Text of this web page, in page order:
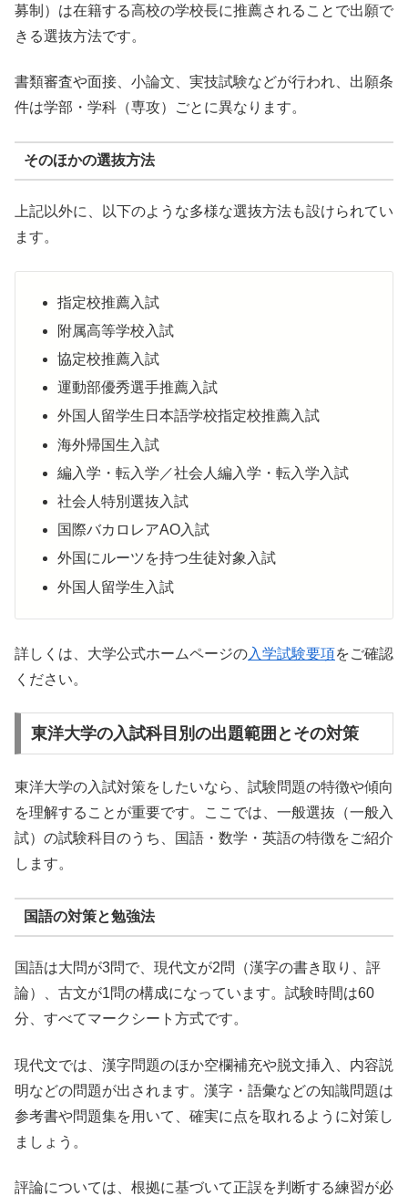
募制）は在籍する高校の学校長に推薦されることで出願で
きる選抜方法です。
書類審査や面接、小論文、実技試験などが行われ、出願条
件は学部・学科（専攻）ごとに異なります。
そのほかの選抜方法
上記以外に、以下のような多様な選抜方法も設けられてい
ます。
指定校推薦入試
附属高等学校入試
協定校推薦入試
運動部優秀選手推薦入試
外国人留学生日本語学校指定校推薦入試
海外帰国生入試
編入学・転入学／社会人編入学・転入学入試
社会人特別選抜入試
国際バカロレアAO入試
外国にルーツを持つ生徒対象入試
外国人留学生入試
詳しくは、大学公式ホームページの入学試験要項をご確認
ください。
東洋大学の入試科目別の出題範囲とその対策
東洋大学の入試対策をしたいなら、試験問題の特徴や傾向
を理解することが重要です。ここでは、一般選抜（一般入
試）の試験科目のうち、国語・数学・英語の特徴をご紹介
します。
国語の対策と勉強法
国語は大問が3問で、現代文が2問（漢字の書き取り、評
論）、古文が1問の構成になっています。試験時間は60
分、すべてマークシート方式です。
現代文では、漢字問題のほか空欄補充や脱文挿入、内容説
明などの問題が出されます。漢字・語彙などの知識問題は
参考書や問題集を用いて、確実に点を取れるように対策し
ましょう。
評論については、根拠に基づいて正誤を判断する練習が必